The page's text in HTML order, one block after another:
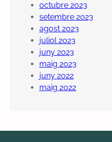
octubre 2023
setembre 2023
agost 2023
juliol 2023
juny 2023
maig 2023
juny 2022
maig 2022